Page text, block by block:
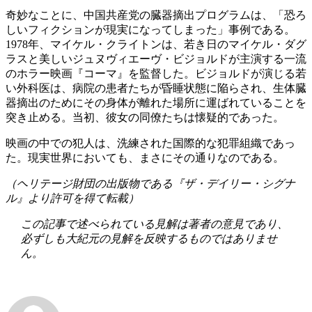
奇妙なことに、中国共産党の臓器摘出プログラムは、「恐ろ
しいフィクションが現実になってしまった」事例である。
1978年、マイケル・クライトンは、若き日のマイケル・ダグ
ラスと美しいジュヌヴィエーヴ・ビジョルドが主演する一流
のホラー映画『コーマ』を監督した。ビジョルドが演じる若
い外科医は、病院の患者たちが昏睡状態に陥らされ、生体臓
器摘出のためにその身体が離れた場所に運ばれていることを
突き止める。当初、彼女の同僚たちは懐疑的であった。
映画の中での犯人は、洗練された国際的な犯罪組織であっ
た。現実世界においても、まさにその通りなのである。
（ヘリテージ財団の出版物である『ザ・デイリー・シグナ
ル』より許可を得て転載）
この記事で述べられている見解は著者の意見であり、
必ずしも大紀元の見解を反映するものではありませ
ん。